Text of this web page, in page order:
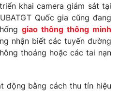
khai camera giám sát tại
Quốc gia cũng đang
giao thông thông minh
nhận biết các tuyến đường
thoáng hoặc các tai nạn
động bằng cách thu tín hiệu